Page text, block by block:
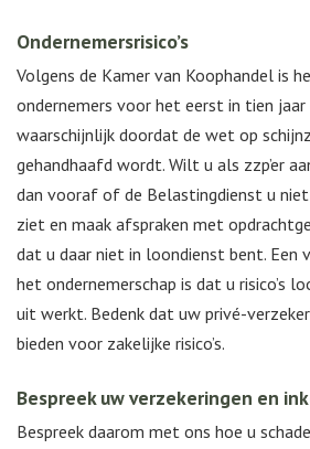
Ondernemersrisico’s
Volgens de Kamer van Koophandel is
ondernemers voor het eerst in tien
waarschijnlijk doordat de wet op
gehandhaafd wordt. Wilt u als zzp’er
dan vooraf of de Belastingdienst u
ziet en maak afspraken met
dat u daar niet in loondienst bent. Een
het ondernemerschap is dat u risico’s
uit werkt. Bedenk dat uw privé-
bieden voor zakelijke risico’s.
Bespreek uw verzekeringen en
Bespreek daarom met ons hoe u